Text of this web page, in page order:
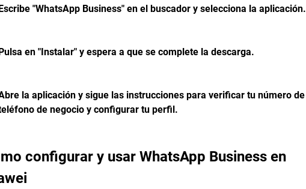
"WhatsApp Business" en el buscador y selecciona la aplicación.
en "Instalar" y espera a que se complete la descarga.
la aplicación y sigue las instrucciones para verificar tu número de
de negocio y configurar tu perfil.